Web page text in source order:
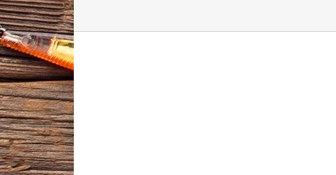
Z
á
p
a
t
í